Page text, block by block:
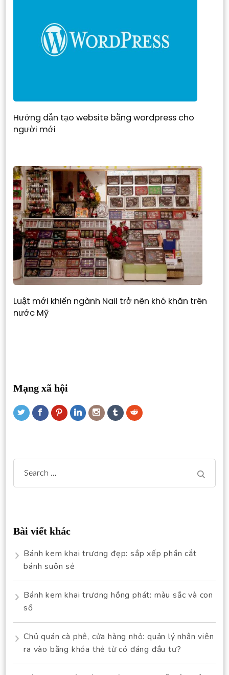
Hướng dẫn tạo website bằng wordpress cho
người mới
Luật mới khiến ngành Nail trở nên khó khăn trên
nước Mỹ
Mạng xã hội
Search
for:
Bài viết khác
Bánh kem khai trương đẹp: sắp xếp phần cắt
bánh suôn sẻ
Bánh kem khai trương hồng phát: màu sắc và con
số
Chủ quán cà phê, cửa hàng nhỏ: quản lý nhân viên
ra vào bằng khóa thẻ từ có đáng đầu tư?